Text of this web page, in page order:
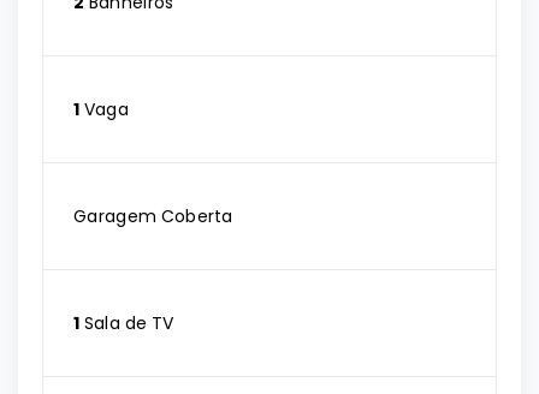
1 Vaga
Garagem Coberta
1 Sala de TV